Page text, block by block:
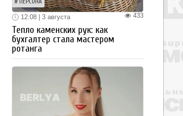
433
12:08 | 3 августа
Тепло каменских рук: как
бухгалтер стала мастером
ротанга